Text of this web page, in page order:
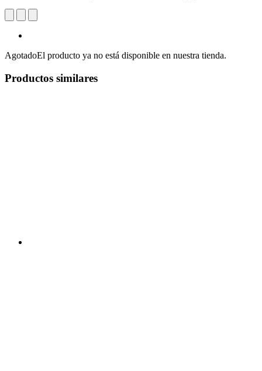
AgotadoEl producto ya no está disponible en nuestra tienda.
Productos similares